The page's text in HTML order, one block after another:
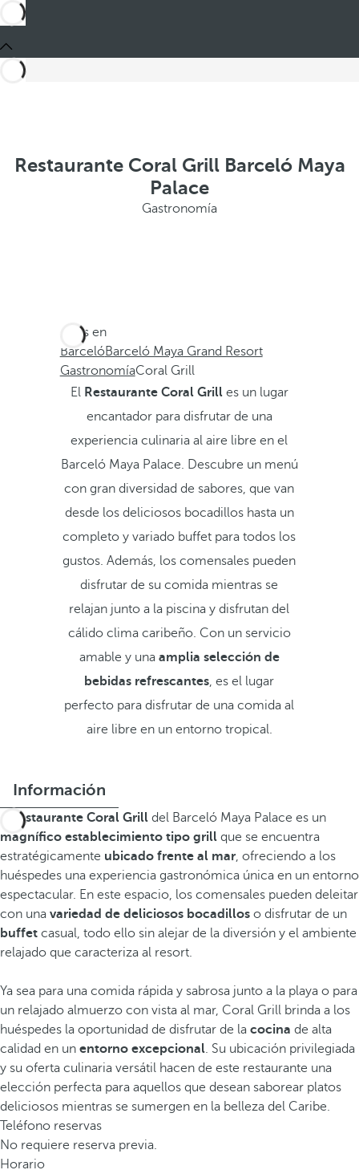
Restaurante Coral Grill Barceló Maya
Palace
Gastronomía
Estás en
BarcelóBarceló Maya Grand Resort
GastronomíaCoral Grill
El Restaurante Coral Grilles un lugar
encantador para disfrutar de una
experiencia culinaria al aire libre en el
Barceló Maya Palace. Descubre un menú
con gran diversidad de sabores, que van
desde los deliciosos bocadillos hasta un
completo y variado buffet para todos los
gustos. Además, los comensales pueden
disfrutar de su comida mientras se
relajan junto a la piscina y disfrutan del
cálido clima caribeño. Con un servicio
amable y unaamplia selección de
bebidas refrescantes, es el lugar
perfecto para disfrutar de una comida al
aire libre en un entorno tropical.
Información
restaurante Coral Grill del Barceló Maya Palace es un
magnífico establecimiento tipo grill que se encuentra
estratégicamente ubicado frente al mar, ofreciendo a los
huéspedes una experiencia gastronómica única en un entorno
espectacular. En este espacio, los comensales pueden deleitar
con una variedad de deliciosos bocadillos o disfrutar de un
buffet casual, todo ello sin alejar de la diversión y el ambiente
relajado que caracteriza al resort.
Ya sea para una comida rápida y sabrosa junto a la playa o para
un relajado almuerzo con vista al mar, Coral Grill brinda a los
huéspedes la oportunidad de disfrutar de la cocina de alta
calidad en un entorno excepcional. Su ubicación privilegiada
y su oferta culinaria versátil hacen de este restaurante una
elección perfecta para aquellos que desean saborear platos
deliciosos mientras se sumergen en la belleza del Caribe.
Teléfono reservas
No requiere reserva previa.
Horario